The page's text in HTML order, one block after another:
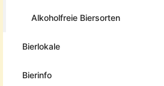
Alkoholfreie Biersorten
Bierlokale
Bierinfo